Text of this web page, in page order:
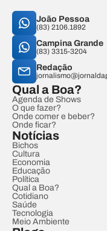
João Pessoa
(83) 2106.1892
Campina Grande
(83) 3315-3204
Redação
Qual a Boa?
Agenda de Shows
O que fazer?
Onde comer e beber?
Onde ficar?
Notícias
Bichos
Cultura
Economia
Educação
Política
Qual a Boa?
Cotidiano
Saúde
Tecnologia
Meio Ambiente